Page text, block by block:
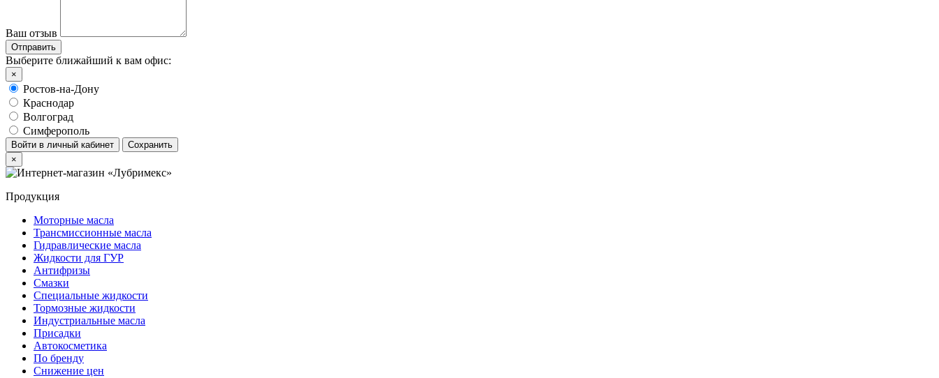
Ваш отзыв
Выберите ближайший к вам офис:
×
Ростов-на-Дону
Краснодар
Волгоград
Симферополь
Войти в личный кабинет
Сохранить
×
Продукция
Моторные масла
Трансмиссионные масла
Гидравлические масла
Жидкости для ГУР
Антифризы
Смазки
Специальные жидкости
Тормозные жидкости
Индустриальные масла
Присадки
Автокосметика
По бренду
Снижение цен